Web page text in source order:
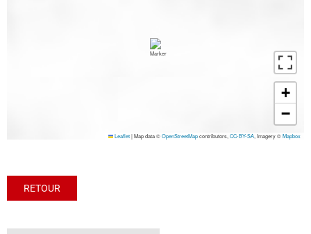
+
−
Leaflet|Map data ©OpenStreetMapcontributors,CC-BY-SA, Imagery ©Mapbox
RETOUR